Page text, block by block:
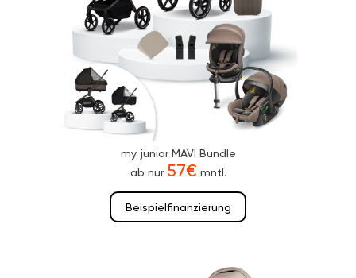
my junior MAVI Bundle
ab nur 57€ mntl.
Beispielfinanzierung